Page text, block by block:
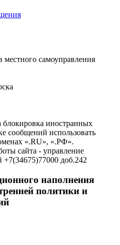
самоуправления
блокировка иностранных
сообщений использовать
«.RU», «.РФ».
сайта - управление
доб.242
наполнения
политики и